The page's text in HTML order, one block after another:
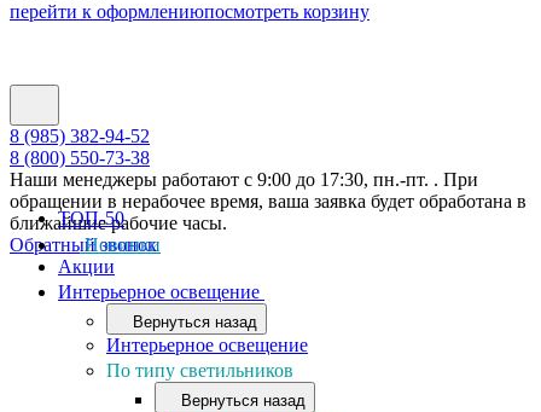
перейти к оформлениюпосмотреть корзину
8 (985) 382-94-52
8 (800) 550-73-38
Наши менеджеры работают с 9:00 до 17:30, пн.-пт. . При
обращении в нерабочее время, ваша заявка будет обработана в
ближайшие рабочие часы.
Обратный звонок
ТОП-50
Новинки
Акции
Интерьерное освещение
Вернуться назад
Интерьерное освещение
По типу светильников
Вернуться назад